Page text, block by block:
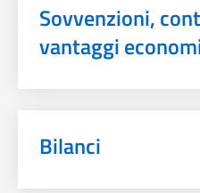
Sovvenzioni,
vantaggi
Bilanci